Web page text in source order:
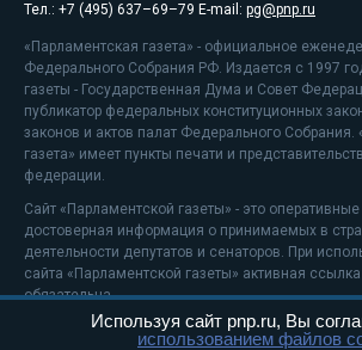
Тел.: +7 (495) 637–69–79 E-mail: pg@pnp.ru
«Парламентская газета» - официальное
Федерального Собрания РФ. Издается с 1997
газеты - Государственная Дума и Совет
публикатор федеральных конституционных
законов и актов палат Федерального Собрания.
газета» имеет пункты печати и
федерации.
Сайт «Парламентской газеты» - это
достоверная информация о принимаемых в
деятельности депутатов и сенаторов. При
сайта «Парламентской газеты» активная
обязательна.
На информационном ресурсе применяются
Используя сайт pnp.ru, Вы
использованием файлов